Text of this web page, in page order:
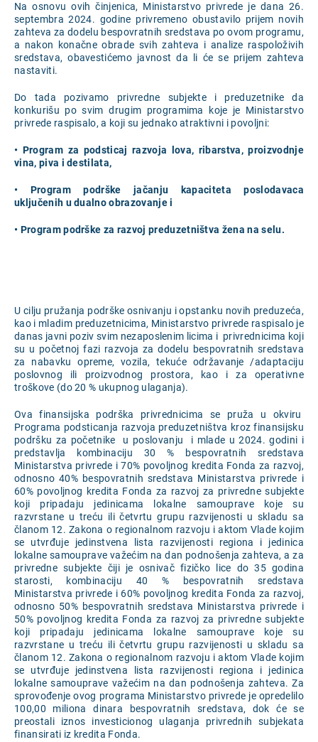
Na osnovu ovih činjenica, Ministarstvo privrede je dana 26.
septembra 2024. godine privremeno obustavilo prijem novih
zahteva za dodelu bespovratnih sredstava po ovom programu,
a nakon konačne obrade svih zahteva i analize raspoloživih
sredstava, obavestićemo javnost da li će se prijem zahteva
nastaviti.
Do tada pozivamo privredne subjekte i preduzetnike da
konkurišu po svim drugim programima koje je Ministarstvo
privrede raspisalo, a koji su jednako atraktivni i povoljni:
• Program za podsticaj razvoja lova, ribarstva, proizvodnje
vina, piva i destilata,
• Program podrške jačanju kapaciteta poslodavaca
uključenih u dualno obrazovanje i
• Program podrške za razvoj preduzetništva žena na selu.
U cilju pružanja podrške osnivanju i opstanku novih preduzeća,
kao i mladim preduzetnicima, Ministarstvo privrede raspisalo je
danas javni poziv svim nezaposlenim licima i privrednicima koji
su u početnoj fazi razvoja za dodelu bespovratnih sredstava
za nabavku opreme, vozila, tekuće održavanje /adaptaciju
poslovnog ili proizvodnog prostora, kao i za operativne
troškove (do 20 % ukupnog ulaganja).
Ova finansijska podrška privrednicima se pruža u okviru
Programa podsticanja razvoja preduzetništva kroz finansijsku
podršku za početnike u poslovanju i mlade u 2024. godini i
predstavlja kombinaciju 30 % bespovratnih sredstava
Ministarstva privrede i 70% povoljnog kredita Fonda za razvoj,
odnosno 40% bespovratnih sredstava Ministarstva privrede i
60% povoljnog kredita Fonda za razvoj za privredne subjekte
koji pripadaju jedinicama lokalne samouprave koje su
razvrstane u treću ili četvrtu grupu razvijenosti u skladu sa
članom 12. Zakona o regionalnom razvoju i aktom Vlade kojim
se utvrđuje jedinstvena lista razvijenosti regiona i jedinica
lokalne samouprave važećim na dan podnošenja zahteva, a za
privredne subjekte čiji je osnivač fizičko lice do 35 godina
starosti, kombinaciju 40 % bespovratnih sredstava
Ministarstva privrede i 60% povoljnog kredita Fonda za razvoj,
odnosno 50% bespovratnih sredstava Ministarstva privrede i
50% povoljnog kredita Fonda za razvoj za privredne subjekte
koji pripadaju jedinicama lokalne samouprave koje su
razvrstane u treću ili četvrtu grupu razvijenosti u skladu sa
članom 12. Zakona o regionalnom razvoju i aktom Vlade kojim
se utvrđuje jedinstvena lista razvijenosti regiona i jedinica
lokalne samouprave važećim na dan podnošenja zahteva. Za
sprovođenje ovog programa Ministarstvo privrede je opredelilo
100,00 miliona dinara bespovratnih sredstava, dok će se
preostali iznos investicionog ulaganja privrednih subjekata
finansirati iz kredita Fonda.